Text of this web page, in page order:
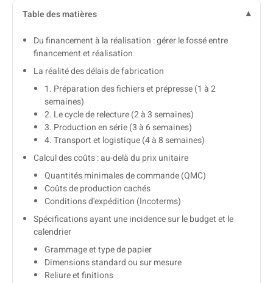
Table des matières
Du financement à la réalisation : gérer le fossé entre
financement et réalisation
La réalité des délais de fabrication
1. Préparation des fichiers et prépresse (1 à 2
semaines)
2. Le cycle de relecture (2 à 3 semaines)
3. Production en série (3 à 6 semaines)
4. Transport et logistique (4 à 8 semaines)
Calcul des coûts : au-delà du prix unitaire
Quantités minimales de commande (QMC)
Coûts de production cachés
Conditions d'expédition (Incoterms)
Spécifications ayant une incidence sur le budget et le
calendrier
Grammage et type de papier
Dimensions standard ou sur mesure
Reliure et finitions